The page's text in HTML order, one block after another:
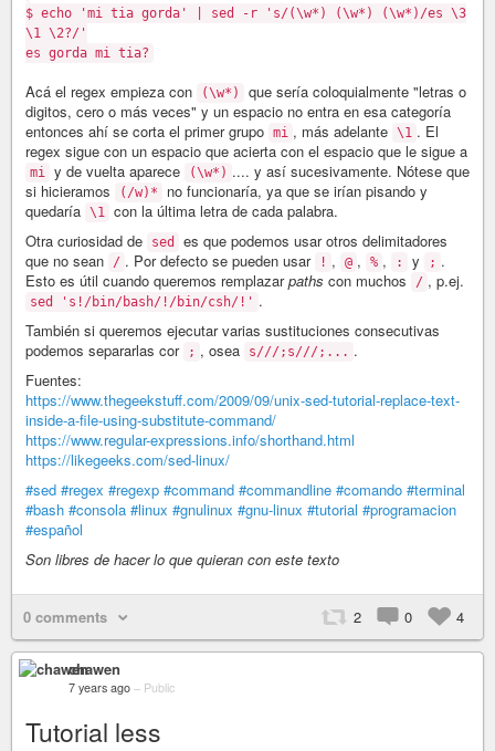
$ echo 'mi tia gorda' | sed -r 's/(\w*) (\w*) (\w*)/es \3
\1 \2?/'
es gorda mi tia?
Acá el regex empieza con (\w*)
que sería coloquialmente "letras o
digitos, cero o más veces" y un espacio no entra en esa categoría
entonces ahí se corta el primer grupo mi , más adelante \1 . El
regex sigue con un espacio que acierta con el espacio que le sigue a
mi y de vuelta aparece (\w*) .... y así sucesivamente. Nótese que
si hicieramos
(/w)*
no funcionaría, ya que se irían pisando y
quedaría \1
con la última letra de cada palabra.
Otra curiosidad de
sed
es que podemos usar otros delimitadores
que no sean
/ . Por defecto se pueden usar ! , @ , % , : y ; .
Esto es útil cuando queremos remplazarpaths con muchos / , p.ej.
sed 's!/bin/bash/!/bin/csh/!' .
También si queremos ejecutar varias sustituciones consecutivas
podemos separarlas cor
; , osea s///;s///;... .
Fuentes:
https://www.thegeekstuff.com/2009/09/unix-sed-tutorial-replace-text-
inside-a-file-using-substitute-command/
https://www.regular-expressions.info/shorthand.html
https://likegeeks.com/sed-linux/
#sed #regex #regexp #command #commandline #comando #terminal
#bash #consola #linux #gnulinux #gnu-linux #tutorial #programacion
#español
Son libres de hacer lo que quieran con este texto
0 comments 2 0 4
chawen
7 years ago – Public
Tutorial less